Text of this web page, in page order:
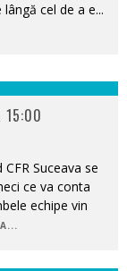
cel de a e...
15:00
Suceava se
ce va conta
echipe vin